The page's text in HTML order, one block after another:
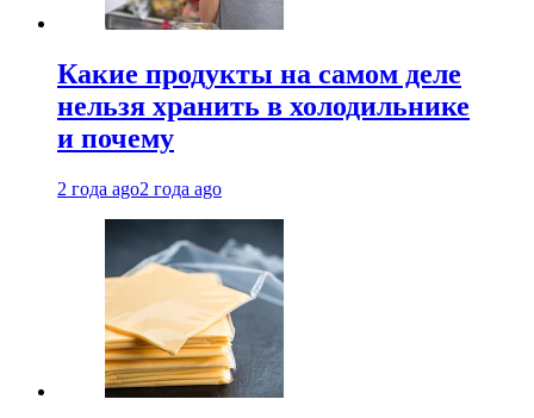
Какие продукты на самом деле
нельзя хранить в холодильнике
и почему
2 года ago2 года ago